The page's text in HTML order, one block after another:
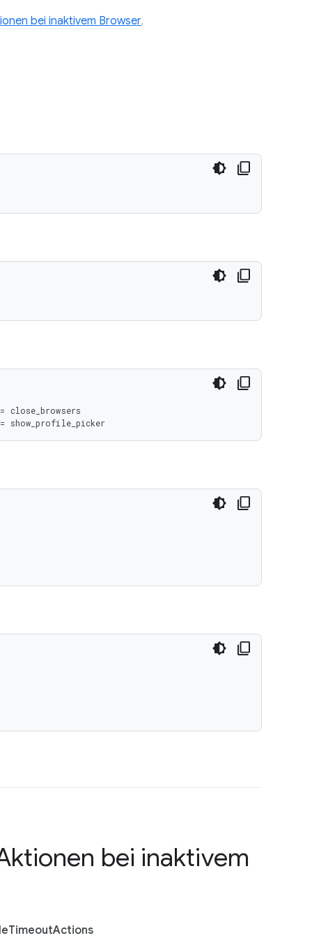
bei inaktivem Browser.
close_browsers
show_profile_picker
bei inaktivem
TimeoutActions